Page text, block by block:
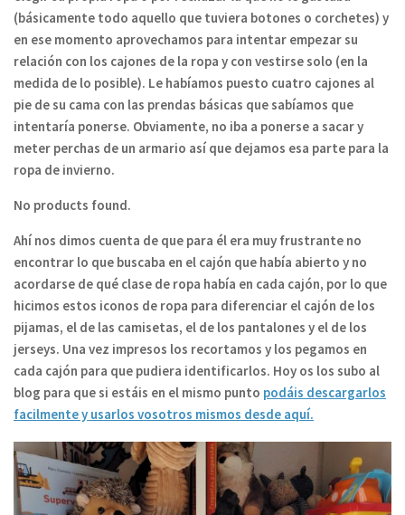
(básicamente todo aquello que tuviera botones o corchetes) y
en ese momento aprovechamos para intentar empezar su
relación con los cajones de la ropa y con vestirse solo (en la
medida de lo posible). Le habíamos puesto cuatro cajones al
pie de su cama con las prendas básicas que sabíamos que
intentaría ponerse. Obviamente, no iba a ponerse a sacar y
meter perchas de un armario así que dejamos esa parte para la
ropa de invierno.
No products found.
Ahínos dimos cuenta de que para él era muy frustrante no
encontrar lo que buscaba en el cajón que había abierto y no
acordarse de qué clase de ropa había en cada cajón, por lo que
hicimos estos iconos de ropa para diferenciar el cajón de los
pijamas, el de las camisetas, el de los pantalones y el de los
jerseys. Una vez impresos los recortamos y los pegamos en
cada cajón para que pudiera identificarlos. Hoy os los subo al
blog para que si estáis en el mismo punto podáis descargarlos
facilmente y usarlos vosotros mismos desde aquí.